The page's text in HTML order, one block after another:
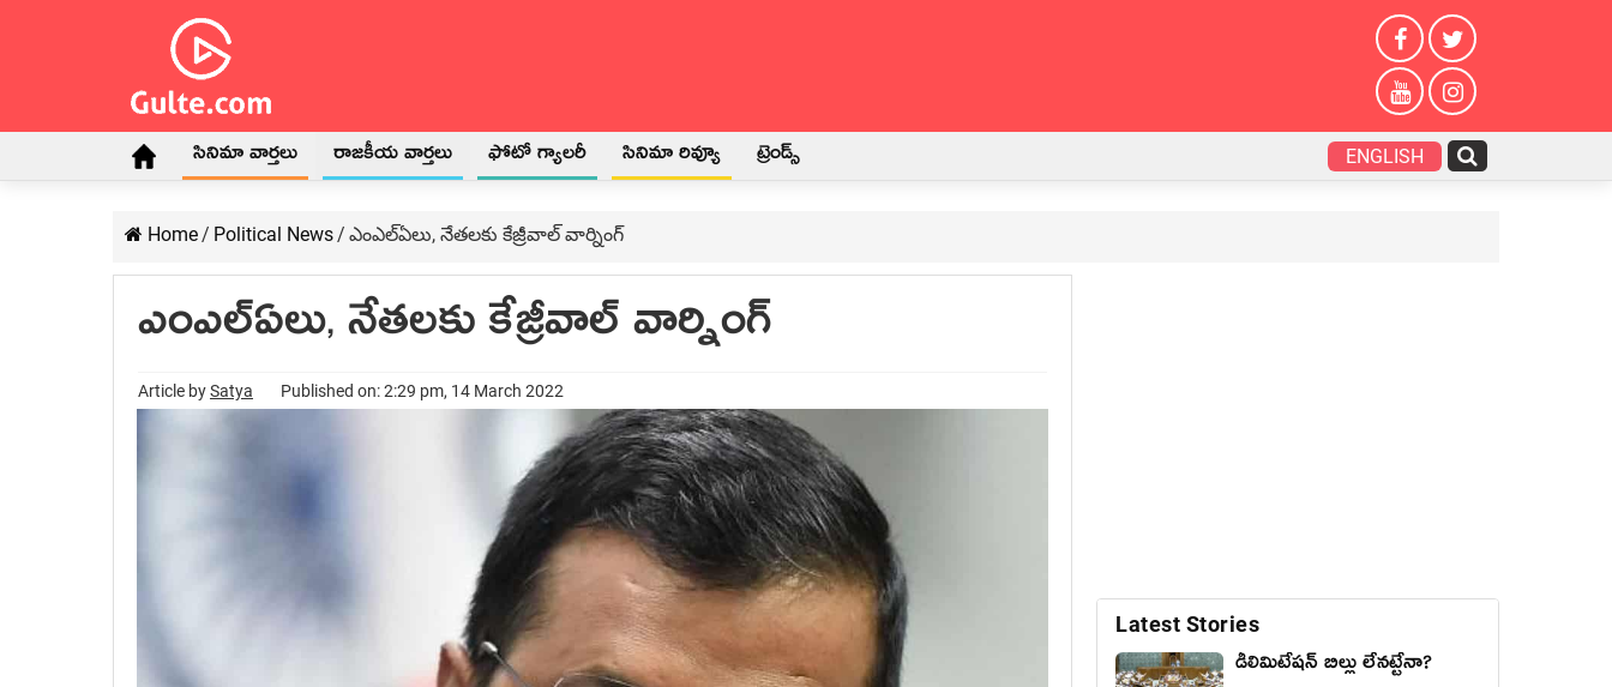
సినిమా వార్తలు రాజకీయ వార్తలు ఫోటో గ్యాలరీ సినిమా రివ్యూ ట్రెండ్స్ ENGLISH
Home/ Political News/ ఎంఎల్ఏలు, నేతలకు కేజ్రీవాల్ వార్నింగ్
ఎంఎల్ఏలు, నేతలకు కేజ్రీవాల్ వార్నింగ్
Article bySatya Published on: 2:29 pm, 14 March 2022
Latest Stories
డీలిమిటేషన్ బిల్లు లేన‌ట్టేనా?